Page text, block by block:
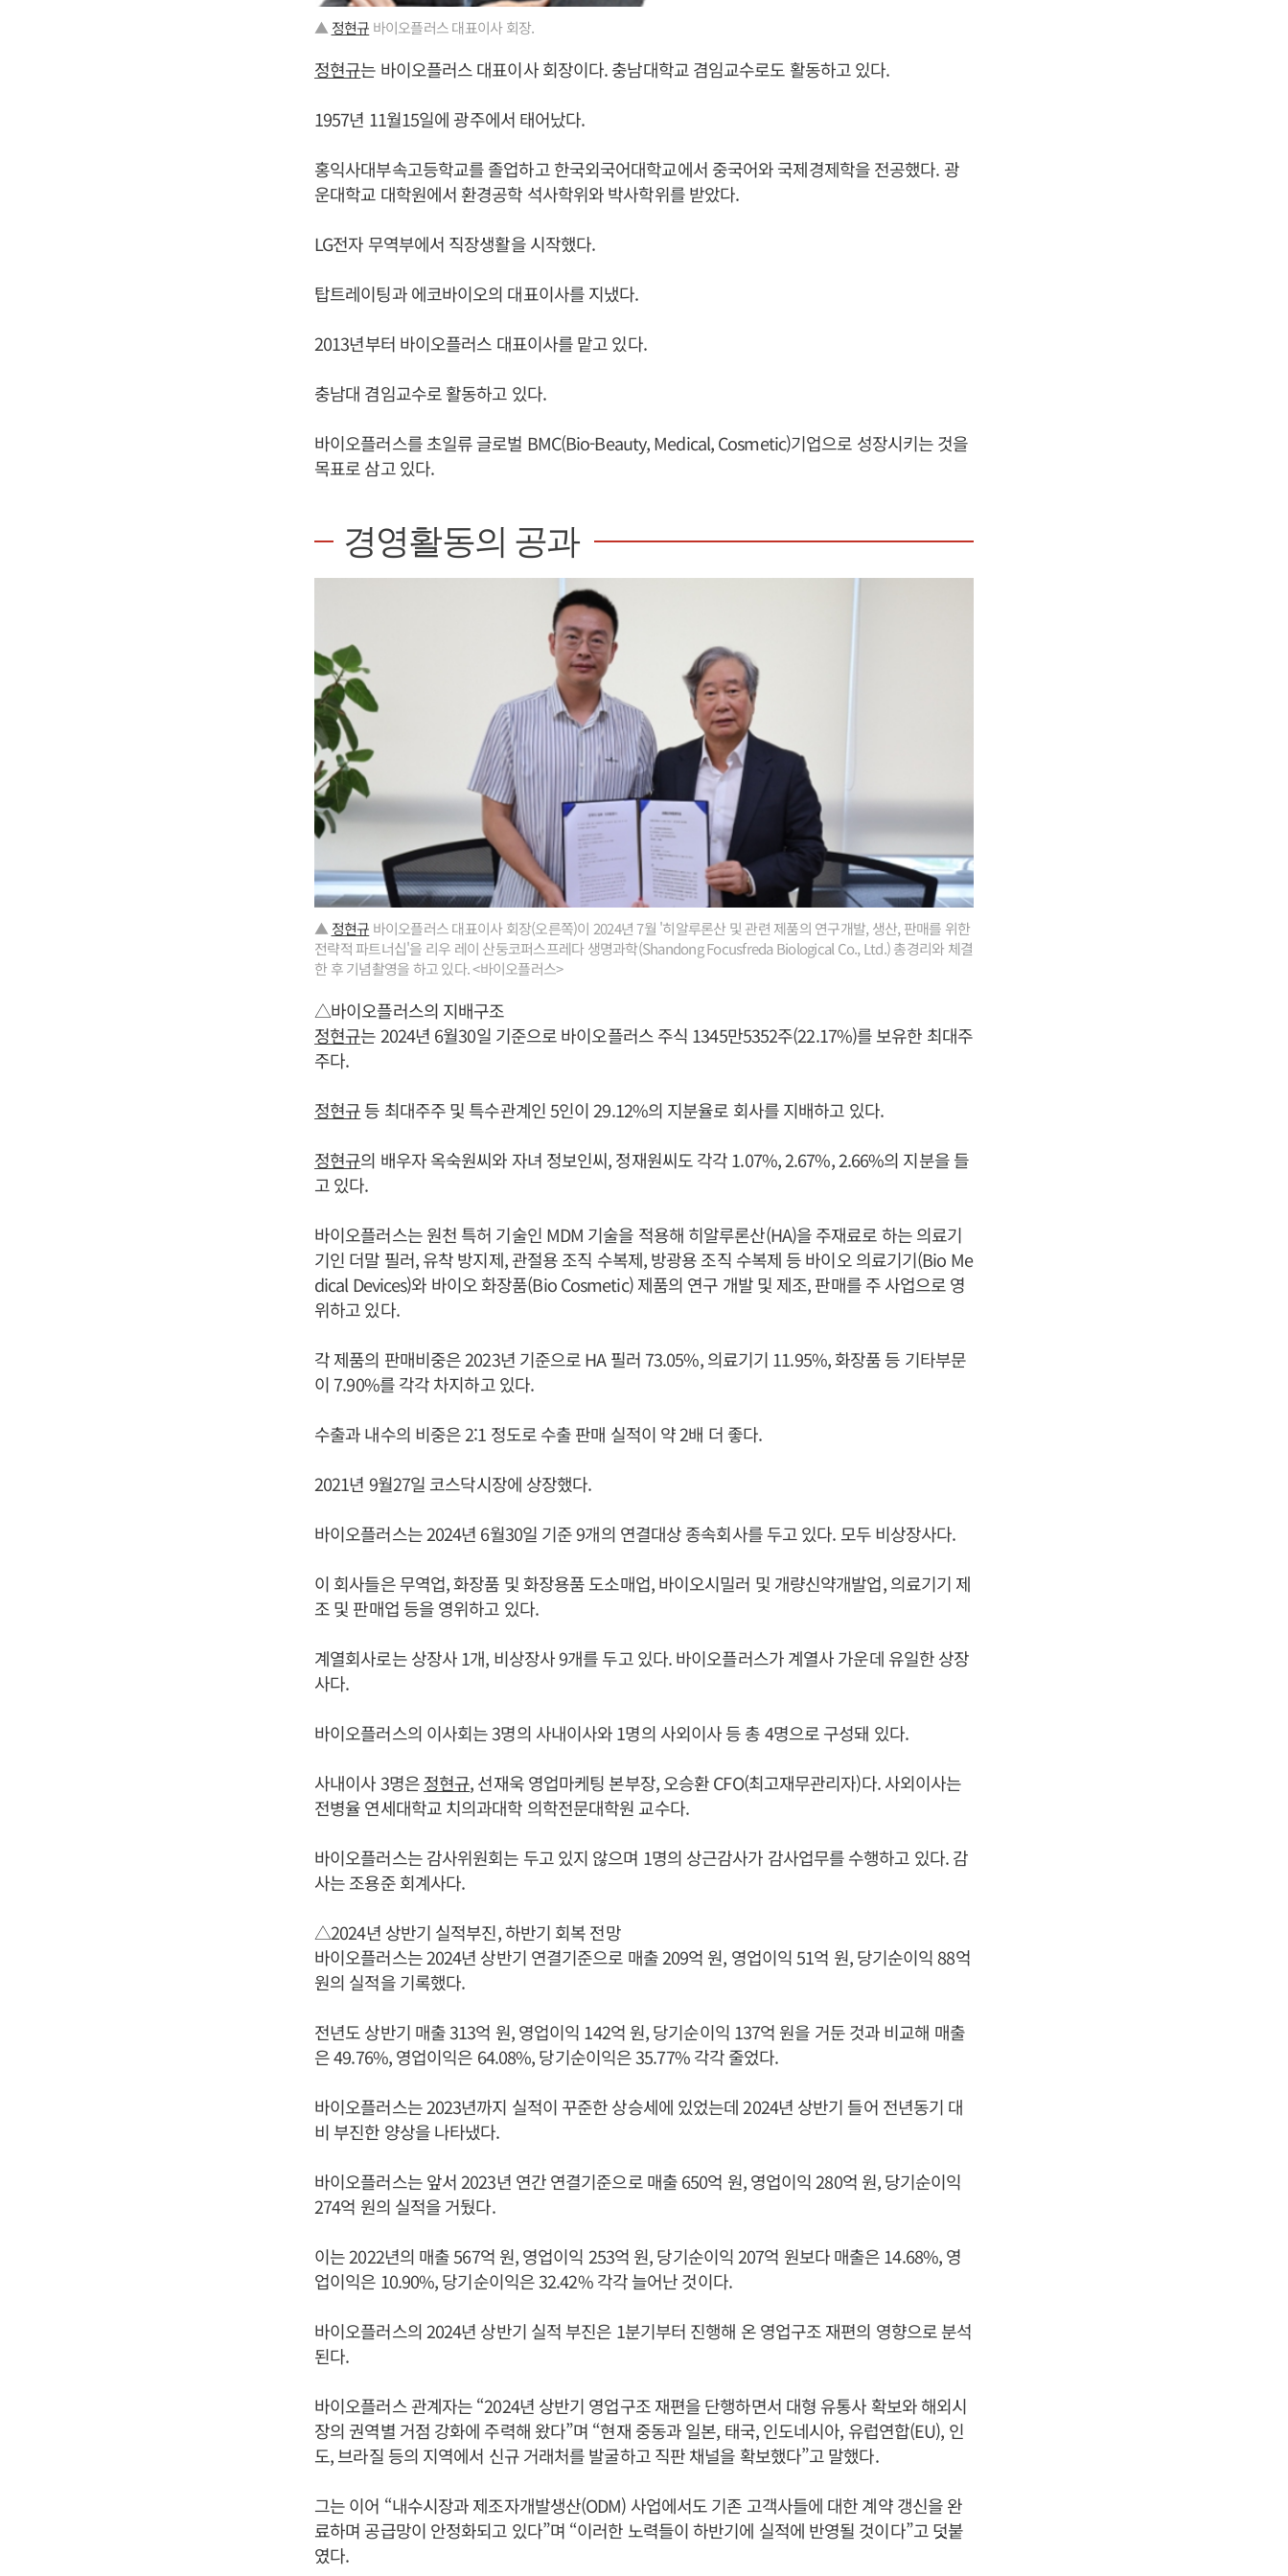
▲ 정현규 바이오플러스 대표이사 회장.
정현규는 바이오플러스 대표이사 회장이다. 충남대학교 겸임교수로도 활동하고 있다.
1957년 11월15일에 광주에서 태어났다.
홍익사대부속고등학교를 졸업하고 한국외국어대학교에서 중국어와 국제경제학을 전공했다. 광
운대학교 대학원에서 환경공학 석사학위와 박사학위를 받았다.
LG전자 무역부에서 직장생활을 시작했다.
탑트레이팅과 에코바이오의 대표이사를 지냈다.
2013년부터 바이오플러스 대표이사를 맡고 있다.
충남대 겸임교수로 활동하고 있다.
바이오플러스를 초일류 글로벌 BMC(Bio-Beauty, Medical, Cosmetic)기업으로 성장시키는 것을
목표로 삼고 있다.
경영활동의 공과
▲ 정현규 바이오플러스 대표이사 회장(오른쪽)이 2024년 7월 '히알루론산 및 관련 제품의 연구개발, 생산, 판매를 위한
전략적 파트너십'을 리우 레이 산둥코퍼스프레다 생명과학(Shandong Focusfreda Biological Co., Ltd.) 총경리와 체결
한 후 기념촬영을 하고 있다. <바이오플러스>
△바이오플러스의 지배구조
정현규는 2024년 6월30일 기준으로 바이오플러스 주식 1345만5352주(22.17%)를 보유한 최대주
주다.
정현규등 최대주주 및 특수관계인 5인이 29.12%의 지분율로 회사를 지배하고 있다.
정현규의 배우자 옥숙원씨와 자녀 정보인씨, 정재원씨도 각각 1.07%, 2.67%, 2.66%의 지분을 들
고 있다.
바이오플러스는 원천 특허 기술인 MDM 기술을 적용해 히알루론산(HA)을 주재료로 하는 의료기
기인 더말 필러, 유착 방지제, 관절용 조직 수복제, 방광용 조직 수복제 등 바이오 의료기기(Bio Me
dical Devices)와 바이오 화장품(Bio Cosmetic) 제품의 연구 개발 및 제조, 판매를 주 사업으로 영
위하고 있다.
각 제품의 판매비중은 2023년 기준으로 HA 필러 73.05%, 의료기기 11.95%, 화장품 등 기타부문
이 7.90%를 각각 차지하고 있다.
수출과 내수의 비중은 2:1 정도로 수출 판매 실적이 약 2배 더 좋다.
2021년 9월27일 코스닥시장에 상장했다.
바이오플러스는 2024년 6월30일 기준 9개의 연결대상 종속회사를 두고 있다. 모두 비상장사다.
이 회사들은 무역업, 화장품 및 화장용품 도소매업, 바이오시밀러 및 개량신약개발업, 의료기기 제
조 및 판매업 등을 영위하고 있다.
계열회사로는 상장사 1개, 비상장사 9개를 두고 있다. 바이오플러스가 계열사 가운데 유일한 상장
사다.
바이오플러스의 이사회는 3명의 사내이사와 1명의 사외이사 등 총 4명으로 구성돼 있다.
사내이사 3명은정현규, 선재욱 영업마케팅 본부장, 오승환 CFO(최고재무관리자)다. 사외이사는
전병율 연세대학교 치의과대학 의학전문대학원 교수다.
바이오플러스는 감사위원회는 두고 있지 않으며 1명의 상근감사가 감사업무를 수행하고 있다. 감
사는 조용준 회계사다.
△2024년 상반기 실적부진, 하반기 회복 전망
바이오플러스는 2024년 상반기 연결기준으로 매출 209억 원, 영업이익 51억 원, 당기순이익 88억
원의 실적을 기록했다.
전년도 상반기 매출 313억 원, 영업이익 142억 원, 당기순이익 137억 원을 거둔 것과 비교해 매출
은 49.76%, 영업이익은 64.08%, 당기순이익은 35.77% 각각 줄었다.
바이오플러스는 2023년까지 실적이 꾸준한 상승세에 있었는데 2024년 상반기 들어 전년동기 대
비 부진한 양상을 나타냈다.
바이오플러스는 앞서 2023년 연간 연결기준으로 매출 650억 원, 영업이익 280억 원, 당기순이익
274억 원의 실적을 거뒀다.
이는 2022년의 매출 567억 원, 영업이익 253억 원, 당기순이익 207억 원보다 매출은 14.68%, 영
업이익은 10.90%, 당기순이익은 32.42% 각각 늘어난 것이다.
바이오플러스의 2024년 상반기 실적 부진은 1분기부터 진행해 온 영업구조 재편의 영향으로 분석
된다.
바이오플러스 관계자는 “2024년 상반기 영업구조 재편을 단행하면서 대형 유통사 확보와 해외시
장의 권역별 거점 강화에 주력해 왔다”며 “현재 중동과 일본, 태국, 인도네시아, 유럽연합(EU), 인
도, 브라질 등의 지역에서 신규 거래처를 발굴하고 직판 채널을 확보했다”고 말했다.
그는 이어 “내수시장과 제조자개발생산(ODM) 사업에서도 기존 고객사들에 대한 계약 갱신을 완
료하며 공급망이 안정화되고 있다”며 “이러한 노력들이 하반기에 실적에 반영될 것이다”고 덧붙
였다.